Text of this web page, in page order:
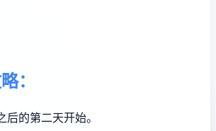
：
的第二天开始。